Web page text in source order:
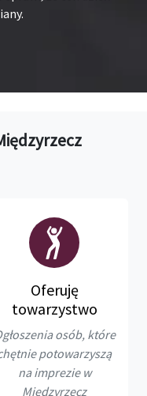
Oferuję
towarzystwo
osób, które
potowarzyszą
na imprezie w
Międzyrzecz